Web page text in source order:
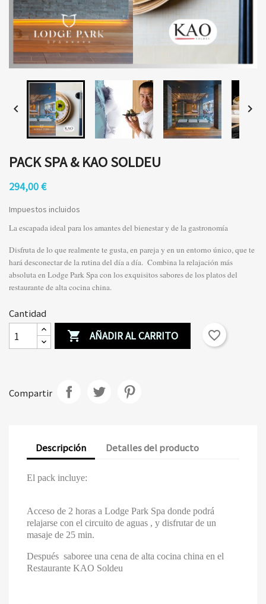
×
Iniciar sesión ×
 
PACK SPA & KAO SOLDEU
294,00 €
Impuestos incluidos
La escapada ideal para los amantes del bienestar y de la gastronomía
Disfruta de lo que realmente te gusta, en pareja y en un entorno único, que te
hará desconectar de la rutina del día a día. Combina la relajación más
absoluta en Lodge Park Spa con los exquisitos sabores de los platos del
restaurante de alta cocina china.
Cantidad
 AÑADIR AL CARRITO favorite_border
Compartir
Descripción Detalles del producto
El pack incluye:
Acceso de 2 horas a Lodge Park Spa donde podrá
relajarse con el circuito de aguas , y disfrutar de un
masaje de 25 min.
Después saboree una cena de alta cocina china en el
Restaurante KAO Soldeu